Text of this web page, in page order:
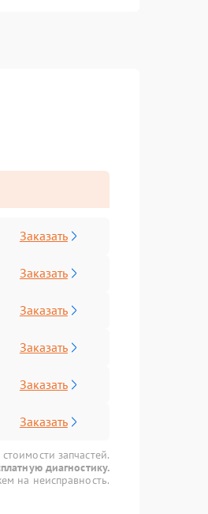
Заказать
Заказать
Заказать
Заказать
Заказать
Заказать
запчастей.
диагностику.
на неисправность.